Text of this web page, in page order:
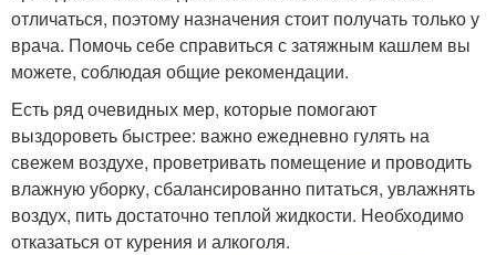
отличаться, поэтому назначения стоит получать только у
врача. Помочь себе справиться с затяжным кашлем вы
можете, соблюдая общие рекомендации.
Есть ряд очевидных мер, которые помогают
выздороветь быстрее: важно ежедневно гулять на
свежем воздухе, проветривать помещение и проводить
влажную уборку, сбалансированно питаться, увлажнять
воздух, пить достаточно теплой жидкости. Необходимо
отказаться от курения и алкоголя.